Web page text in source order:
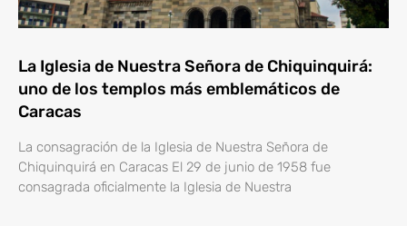
La Iglesia de Nuestra Señora de Chiquinquirá:
uno de los templos más emblemáticos de
Caracas
La consagración de la Iglesia de Nuestra Señora de
Chiquinquirá en Caracas El 29 de junio de 1958 fue
consagrada oficialmente la Iglesia de Nuestra